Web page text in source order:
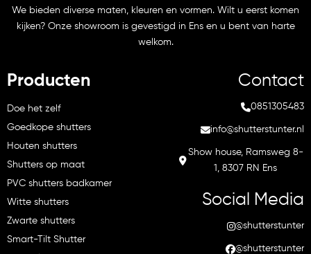
Producten
Doe het zelf
Goedkope shutters
Houten shutters
Shutters op maat
PVC shutters badkamer
Witte shutters
Zwarte shutters
Smart-Tilt Shutter
We bieden diverse maten, kleuren en vormen. Wilt u eerst komen
kijken? Onze showroom is gevestigd in Ens en u bent van harte
welkom.
Contact
0851305483
info@shutterstunter.nl
Show house, Ramsweg 8-
1, 8307 RN Ens
Social Media
@shutterstunter
@shutterstunter